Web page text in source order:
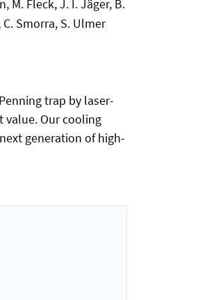
M. Fleck, J. I. Jäger, B.
Smorra, S. Ulmer
trap by laser-
value. Our cooling
generation of high-